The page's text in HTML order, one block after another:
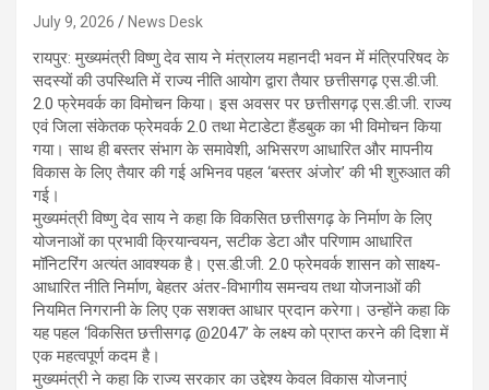
July 9, 2026 News Desk
रायपुर: मुख्यमंत्री विष्णु देव साय ने मंत्रालय महानदी भवन में मंत्रिपरिषद के
सदस्यों की उपस्थिति में राज्य नीति आयोग द्वारा तैयार छत्तीसगढ़ एस.डी.जी.
2.0 फ्रेमवर्क का विमोचन किया। इस अवसर पर छत्तीसगढ़ एस.डी.जी. राज्य
एवं जिला संकेतक फ्रेमवर्क 2.0 तथा मेटाडेटा हैंडबुक का भी विमोचन किया
गया। साथ ही बस्तर संभाग के समावेशी, अभिसरण आधारित और मापनीय
विकास के लिए तैयार की गई अभिनव पहल ‘बस्तर अंजोर’ की भी शुरुआत की
गई।
मुख्यमंत्री विष्णु देव साय ने कहा कि विकसित छत्तीसगढ़ के निर्माण के लिए
योजनाओं का प्रभावी क्रियान्वयन, सटीक डेटा और परिणाम आधारित
मॉनिटरिंग अत्यंत आवश्यक है। एस.डी.जी. 2.0 फ्रेमवर्क शासन को साक्ष्य-
आधारित नीति निर्माण, बेहतर अंतर-विभागीय समन्वय तथा योजनाओं की
नियमित निगरानी के लिए एक सशक्त आधार प्रदान करेगा। उन्होंने कहा कि
यह पहल ‘विकसित छत्तीसगढ़ @2047’ के लक्ष्य को प्राप्त करने की दिशा में
एक महत्वपूर्ण कदम है।
मुख्यमंत्री ने कहा कि राज्य सरकार का उद्देश्य केवल विकास योजनाएं